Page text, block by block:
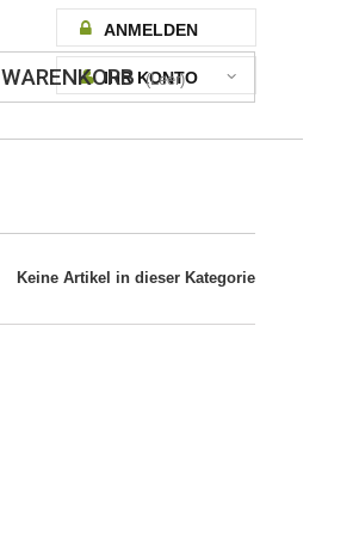
ANMELDEN
IHR KONTO
WARENKORB (Leer)
Keine Artikel in dieser Kategorie